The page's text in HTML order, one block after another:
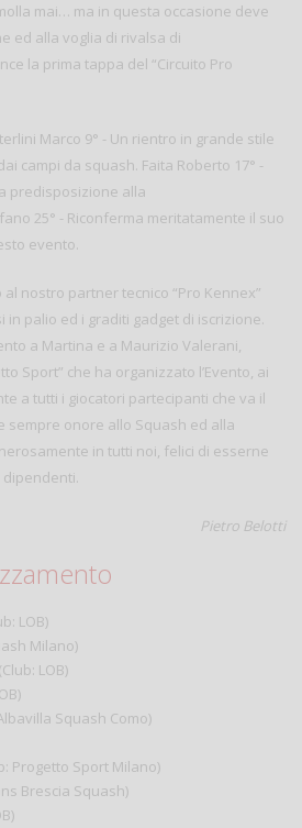
mai… ma in questa occasione deve
ed alla voglia di rivalsa di
la prima tappa del “Circuito Pro
Marco 9° - Un rientro in grande stile
campi da squash. Faita Roberto 17° -
predisposizione alla
25° - Riconferma meritatamente il suo
evento.
nostro partner tecnico “Pro Kennex”
in palio ed i graditi gadget di iscrizione.
a Martina e a Maurizio Valerani,
Sport” che ha organizzato l’Evento, ai
a tutti i giocatori partecipanti che va il
sempre onore allo Squash ed alla
in tutti noi, felici di esserne
Pietro Belotti
LOB)
Milano)
(Club: LOB)
Squash Como)
Progetto Sport Milano)
Brescia Squash)